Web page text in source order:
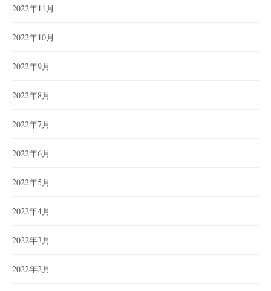
2022年11月
2022年10月
2022年9月
2022年8月
2022年7月
2022年6月
2022年5月
2022年4月
2022年3月
2022年2月